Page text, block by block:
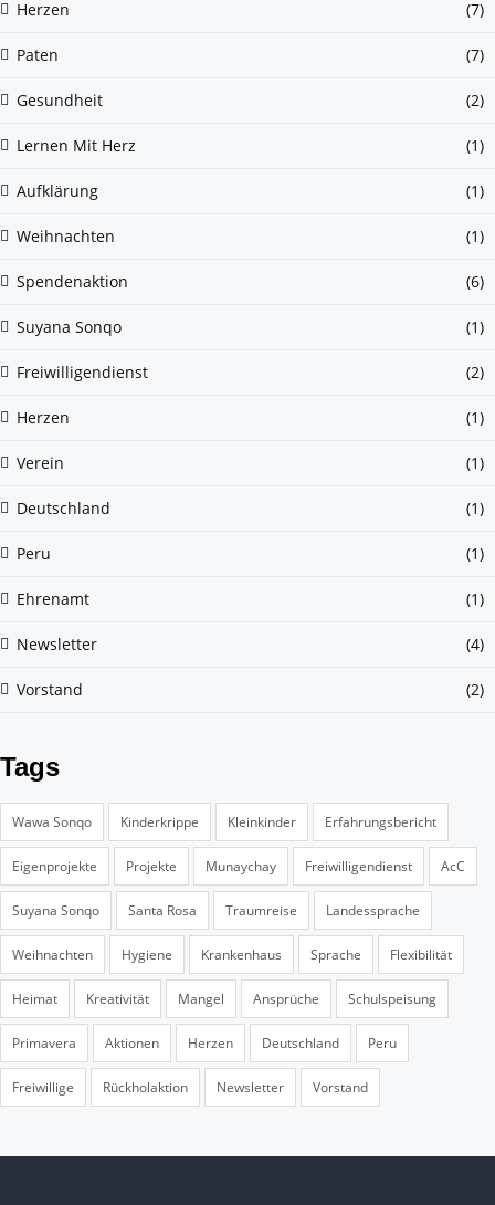
Herzen (7)
Paten (7)
Gesundheit (2)
Lernen Mit Herz (1)
Aufklärung (1)
Weihnachten (1)
Spendenaktion (6)
Suyana Sonqo (1)
Freiwilligendienst (2)
Herzen (1)
Verein (1)
Deutschland (1)
Peru (1)
Ehrenamt (1)
Newsletter (4)
Vorstand (2)
Tags
Wawa Sonqo Kinderkrippe Kleinkinder Erfahrungsbericht
Eigenprojekte Projekte Munaychay Freiwilligendienst AcC
Suyana Sonqo Santa Rosa Traumreise Landessprache
Weihnachten Hygiene Krankenhaus Sprache Flexibilität
Heimat Kreativität Mangel Ansprüche Schulspeisung
Primavera Aktionen Herzen Deutschland Peru
Freiwillige Rückholaktion Newsletter Vorstand